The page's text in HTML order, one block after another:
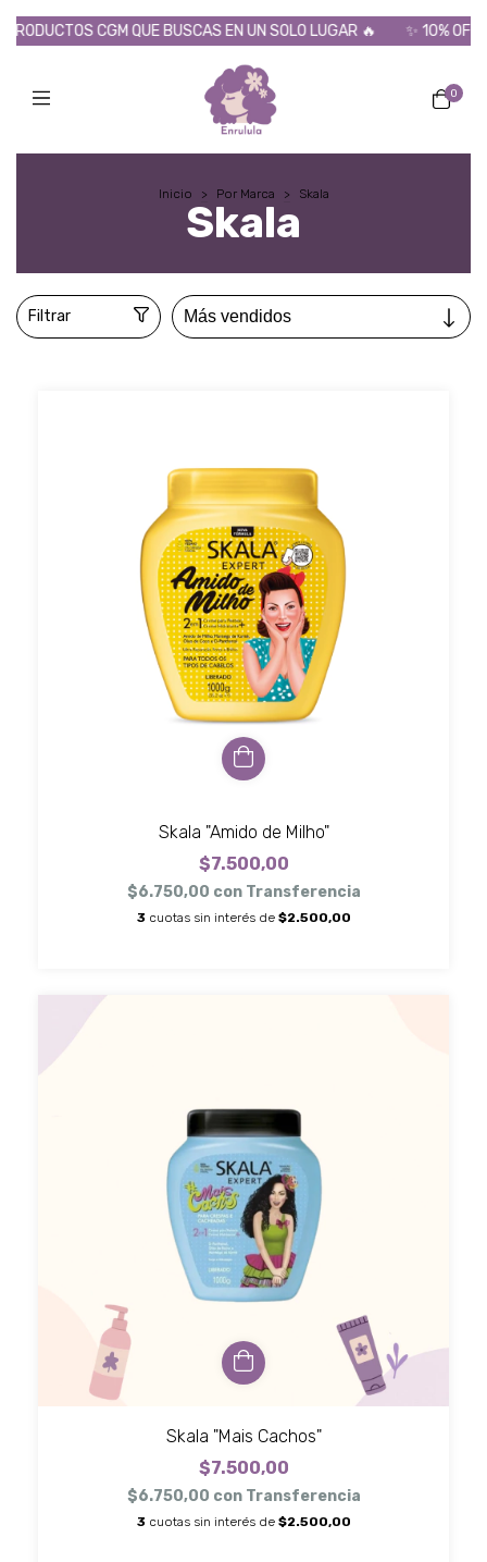
QUE BUSCAS EN UN SOLO LUGAR 🔥 ✨ 10% OFF POR
0
Inicio > Por Marca > Skala
Skala
Filtrar
Skala "Amido de Milho"
$7.500,00
$6.750,00 con Transferencia
3 cuotas sin interés de $2.500,00
Skala "Mais Cachos"
$7.500,00
$6.750,00 con Transferencia
3 cuotas sin interés de $2.500,00